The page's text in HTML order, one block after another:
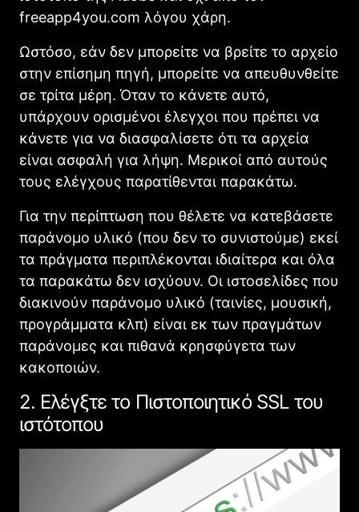
freeapp4you.com λόγου χάρη.
Ωστόσο, εάν δεν μπορείτε να βρείτε το αρχείο
στην επίσημη πηγή, μπορείτε να απευθυνθείτε
σε τρίτα μέρη. Όταν το κάνετε αυτό,
υπάρχουν ορισμένοι έλεγχοι που πρέπει να
κάνετε για να διασφαλίσετε ότι τα αρχεία
είναι ασφαλή για λήψη. Μερικοί από αυτούς
τους ελέγχους παρατίθενται παρακάτω.
Για την περίπτωση που θέλετε να κατεβάσετε
παράνομο υλικό (που δεν το συνιστούμε) εκεί
τα πράγματα περιπλέκονται ιδιαίτερα και όλα
τα παρακάτω δεν ισχύουν. Οι ιστοσελίδες που
διακινούν παράνομο υλικό (ταινίες, μουσική,
προγράμματα κλπ) είναι εκ των πραγμάτων
παράνομες και πιθανά κρησφύγετα των
κακοποιών.
2. Ελέγξτε το Πιστοποιητικό SSL του
ιστότοπου